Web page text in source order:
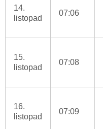
14.
listopad
07:06
15.
listopad
07:08
16.
listopad
07:09